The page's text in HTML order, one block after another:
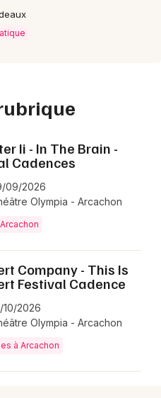
Ii - In The Brain -
Cadences
09/2026
Olympia - Arcachon
Company - This Is
Festival Cadence
10/2026
Olympia - Arcachon
à Arcachon